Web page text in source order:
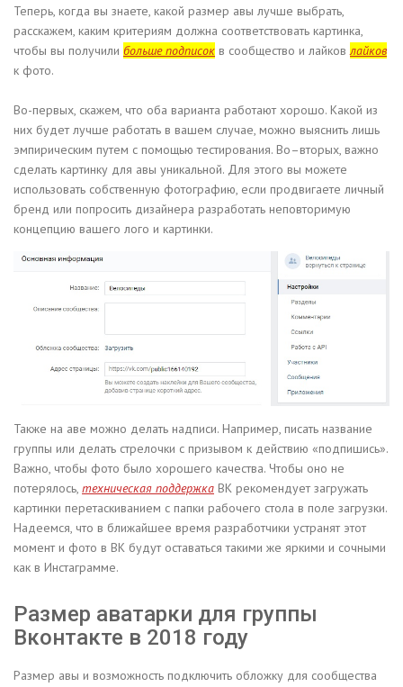
Теперь, когда вы знаете, какой размер авы лучше выбрать,
расскажем, каким критериям должна соответствовать картинка,
чтобы вы получили больше подписок в сообщество и лайковлайков
к фото.
Во-первых, скажем, что оба варианта работают хорошо. Какой из
них будет лучше работать в вашем случае, можно выяснить лишь
эмпирическим путем с помощью тестирования. Во–вторых, важно
сделать картинку для авы уникальной. Для этого вы можете
использовать собственную фотографию, если продвигаете личный
бренд или попросить дизайнера разработать неповторимую
концепцию вашего лого и картинки.
Также на аве можно делать надписи. Например, писать название
группы или делать стрелочки с призывом к действию «подпишись».
Важно, чтобы фото было хорошего качества. Чтобы оно не
потерялось, техническая поддержка ВК рекомендует загружать
картинки перетаскиванием с папки рабочего стола в поле загрузки.
Надеемся, что в ближайшее время разработчики устранят этот
момент и фото в ВК будут оставаться такими же яркими и сочными
как в Инстаграмме.
Размер аватарки для группы
Вконтакте в 2018 году
Размер авы и возможность подключить обложку для сообщества